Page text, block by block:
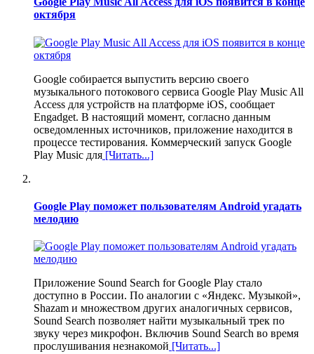
октября
Google собирается выпустить версию своего
музыкального потокового сервиса Google Play Music All
Access для устройств на платформе iOS, сообщает
Engadget. В настоящий момент, согласно данным
осведомленных источников, приложение находится в
процессе тестирования. Коммерческий запуск Google
Play Music для [Читать...]
Google Play поможет пользователям Android угадать
мелодию
Приложение Sound Search for Google Play стало
доступно в России. По аналогии с «Яндекс. Музыкой»,
Shazam и множеством других аналогичных сервисов,
Sound Search позволяет найти музыкальный трек по
звуку через микрофон. Включив Sound Search во время
прослушивания незнакомой [Читать...]